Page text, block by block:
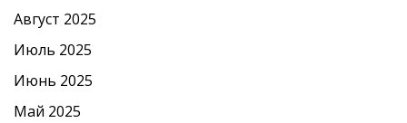
Август 2025
Июль 2025
Июнь 2025
Май 2025